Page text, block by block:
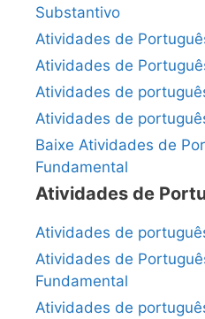
Substantivo
Atividades de
Atividades de
Atividades de
Atividades de
Baixe Atividades de
Fundamental
Atividades de
Atividades de
Atividades de
Fundamental
Atividades de